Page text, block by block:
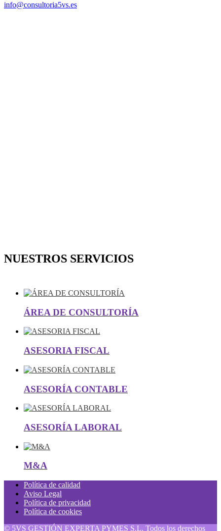
info@consultoria5vs.es
NUESTROS SERVICIOS
ÁREA DE CONSULTORÍA
ASESORIA FISCAL
ASESORÍA CONTABLE
ASESORÍA LABORAL
M&A
Política de calidad
Aviso Legal
Política de privacidad
Política de cookies
© 5VS GESTIÓN EXPERTA PYMES S.L. Todos los derechos